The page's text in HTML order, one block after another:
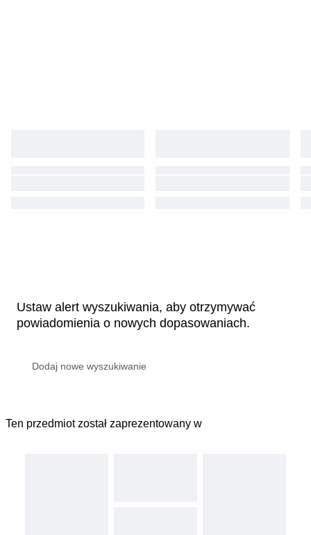
Ustaw alert wyszukiwania, aby otrzymywać
powiadomienia o nowych dopasowaniach.
Ten przedmiot został zaprezentowany w